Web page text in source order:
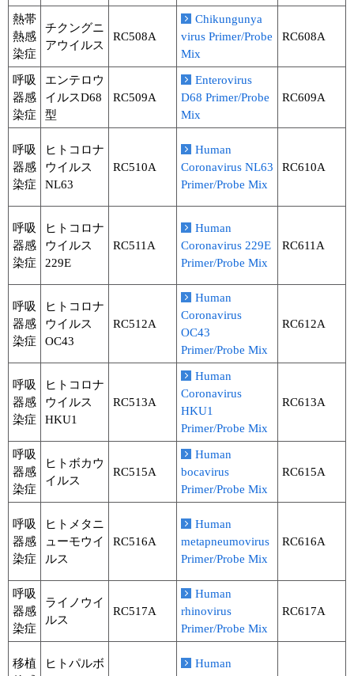
熱帯
熱感
染症
チクングニ
アウイルス
RC508A
Chikungunya
virus Primer/Probe
Mix
RC608A
呼吸
器感
染症
エンテロウ
イルスD68
型
RC509A
Enterovirus
D68 Primer/Probe
Mix
RC609A
呼吸
器感
染症
ヒトコロナ
ウイルス
NL63
RC510A
Human
Coronavirus NL63
Primer/Probe Mix
RC610A
呼吸
器感
染症
ヒトコロナ
ウイルス
229E
RC511A
Human
Coronavirus 229E
Primer/Probe Mix
RC611A
呼吸
器感
染症
ヒトコロナ
ウイルス
OC43
RC512A
Human
Coronavirus
OC43
Primer/Probe Mix
RC612A
呼吸
器感
染症
ヒトコロナ
ウイルス
HKU1
RC513A
Human
Coronavirus
HKU1
Primer/Probe Mix
RC613A
呼吸
器感
染症
ヒトボカウ
イルス
RC515A
Human
bocavirus
Primer/Probe Mix
RC615A
呼吸
器感
染症
ヒトメタニ
ューモウイ
ルス
RC516A
Human
metapneumovirus
Primer/Probe Mix
RC616A
呼吸
器感
染症
ライノウイ
ルス
RC517A
Human
rhinovirus
Primer/Probe Mix
RC617A
移植
ヒトパルボ
Human